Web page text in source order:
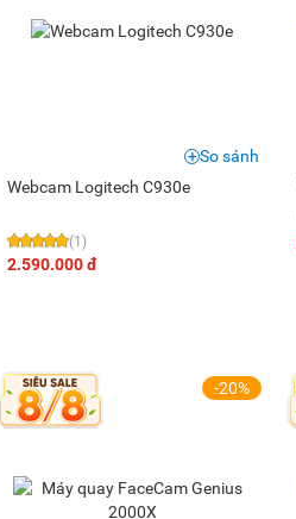
Webcam Logitech C930e
(1)
2.590.000 đ
So sánh
-20%